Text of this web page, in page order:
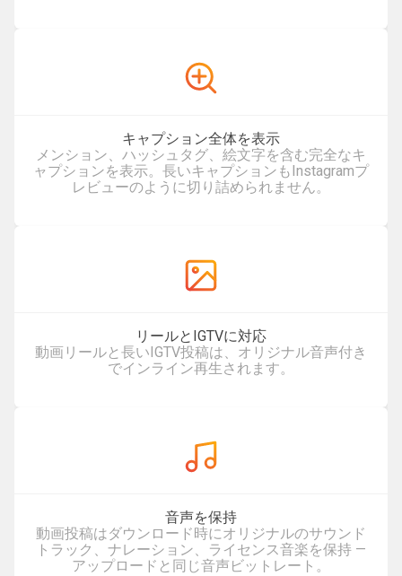
キャプション全体を表示
メンション、ハッシュタグ、絵文字を含む完全なキ
ャプションを表示。長いキャプションもInstagramプ
レビューのように切り詰められません。
リールとIGTVに対応
動画リールと長いIGTV投稿は、オリジナル音声付き
でインライン再生されます。
音声を保持
動画投稿はダウンロード時にオリジナルのサウンド
トラック、ナレーション、ライセンス音楽を保持 —
アップロードと同じ音声ビットレート。